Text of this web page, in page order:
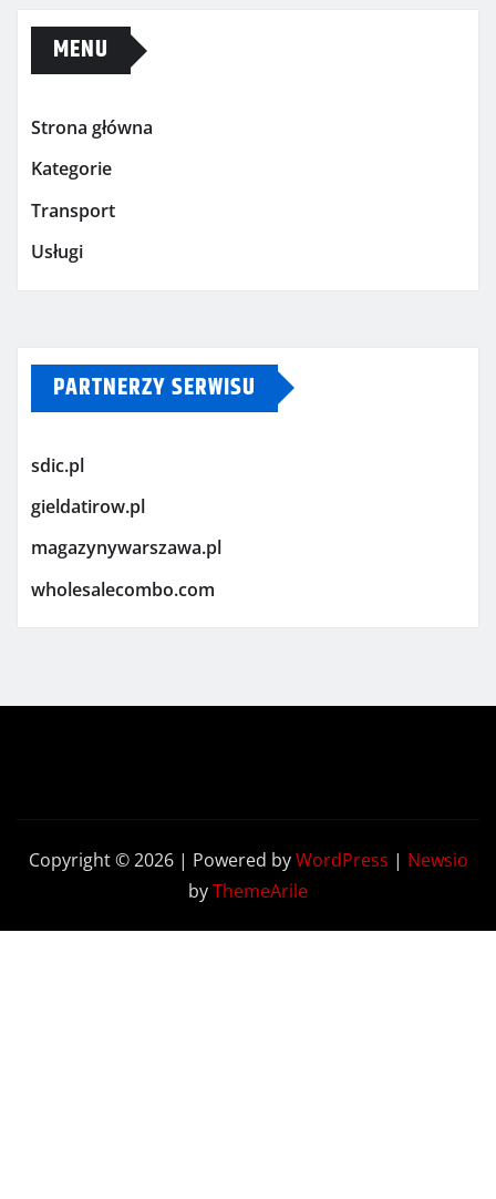
MENU
Strona główna
Kategorie
Transport
Usługi
PARTNERZY SERWISU
sdic.pl
gieldatirow.pl
magazynywarszawa.pl
wholesalecombo.com
Copyright © 2026 | Powered byWordPress | Newsio
byThemeArile